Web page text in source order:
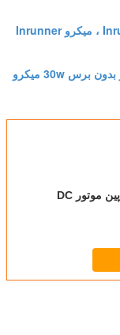
موتور بدون سر و صدا Inrunner DC Brushless DC ، میکرو Inrunner
6 پین Inrunner موتور بدون برس DC DC ، موتور بدون برس 30w میکرو
تنظیم سرعت سرعتی 6 پین موتور DC